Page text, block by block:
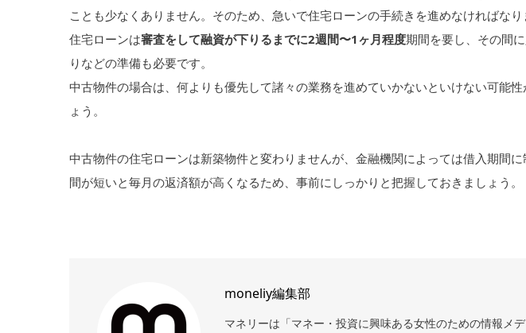
ことも少なくありません。そのため、急いで住宅ローンの手続きを進めなければなり
住宅ローンは審査をして融資が下りるまでに2週間〜1ヶ月程度期間を要し、その間
りなどの準備も必要です。
中古物件の場合は、何よりも優先して諸々の業務を進めていかないといけない可能
ょう。
中古物件の住宅ローンは新築物件と変わりませんが、金融機関によっては借入期間
間が短いと毎月の返済額が高くなるため、事前にしっかりと把握しておきましょう。
moneliy編集部
マネリーは「マネー・投資に興味ある女性のための情報メ